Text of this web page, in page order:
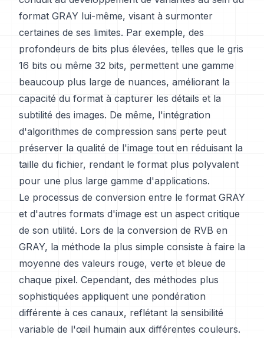
format GRAY lui-même, visant à surmonter
certaines de ses limites. Par exemple, des
profondeurs de bits plus élevées, telles que le gris
16 bits ou même 32 bits, permettent une gamme
beaucoup plus large de nuances, améliorant la
capacité du format à capturer les détails et la
subtilité des images. De même, l'intégration
d'algorithmes de compression sans perte peut
préserver la qualité de l'image tout en réduisant la
taille du fichier, rendant le format plus polyvalent
pour une plus large gamme d'applications.
Le processus de conversion entre le format GRAY
et d'autres formats d'image est un aspect critique
de son utilité. Lors de la conversion de RVB en
GRAY, la méthode la plus simple consiste à faire la
moyenne des valeurs rouge, verte et bleue de
chaque pixel. Cependant, des méthodes plus
sophistiquées appliquent une pondération
différente à ces canaux, reflétant la sensibilité
variable de l'œil humain aux différentes couleurs.